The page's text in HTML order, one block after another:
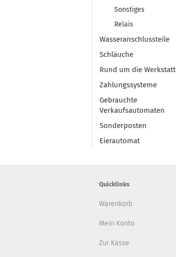
Sonstiges
Relais
Wasseranschlussteile
Schläuche
Rund um die Werkstatt
Zahlungssysteme
Gebrauchte
Verkaufsautomaten
Sonderposten
Eierautomat
Quicklinks
Warenkorb
Mein Konto
Zur Kasse